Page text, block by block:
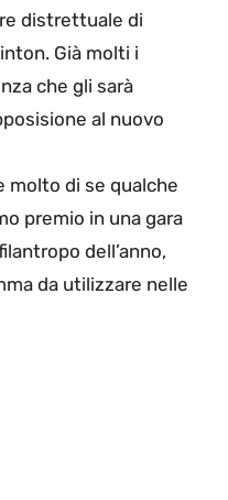
distrettuale di
Già molti i
che gli sarà
al nuovo
molto di se qualche
premio in una gara
dell’anno,
da utilizzare nelle